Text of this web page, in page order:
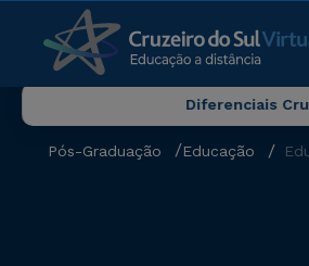
Diferenciais
Pós-Graduação Educação